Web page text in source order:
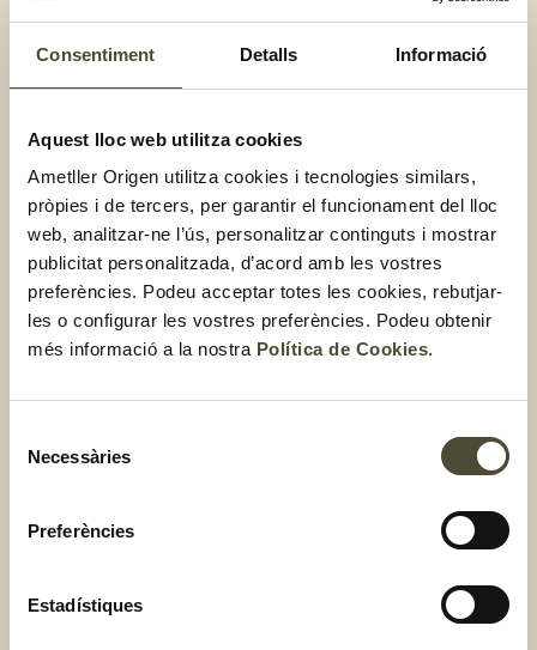
Consentiment Detalls Informació
Aquest lloc web utilitza cookies
Ametller Origen utilitza cookies i tecnologies similars,
pròpies i de tercers, per garantir el funcionament del lloc
web, analitzar-ne l’ús, personalitzar continguts i mostrar
publicitat personalitzada, d’acord amb les vostres
preferències. Podeu acceptar totes les cookies, rebutjar-
les o configurar les vostres preferències. Podeu obtenir
més informació a la nostra Política de Cookies.
Necessàries
Preferències
Estadístiques
estan plens.
suaument al llarg de la beina per obrir i treure els
més petits de la casa que t’ajudin!
Un cop obertes les beines,omple un bol gran amb
aigua freda i submergeix els pèsols. És recomanable
també moure suaument el bol perquè els pèsols
xoquin entre si; això ajudarà que les pells externes es
desprenguin.
eixuga’ls bé i guarda’ls en un recipient hermètic a la
Amb aquests simples passos, pelar pèsols serà una tasca